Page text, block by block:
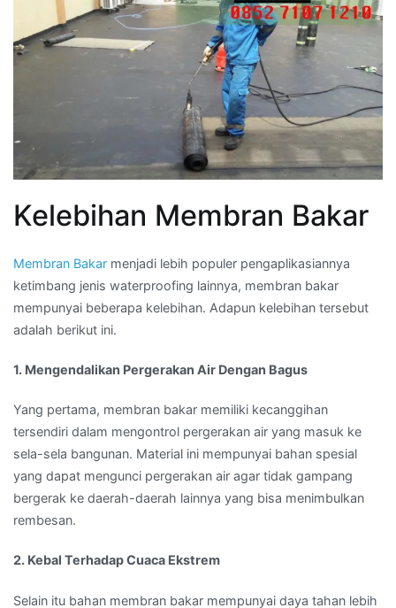
Kelebihan Membran Bakar
Membran Bakar menjadi lebih populer pengaplikasiannya
ketimbang jenis waterproofing lainnya, membran bakar
mempunyai beberapa kelebihan. Adapun kelebihan tersebut
adalah berikut ini.
1. Mengendalikan Pergerakan Air Dengan Bagus
Yang pertama, membran bakar memiliki kecanggihan
tersendiri dalam mengontrol pergerakan air yang masuk ke
sela-sela bangunan. Material ini mempunyai bahan spesial
yang dapat mengunci pergerakan air agar tidak gampang
bergerak ke daerah-daerah lainnya yang bisa menimbulkan
rembesan.
2. Kebal Terhadap Cuaca Ekstrem
Selain itu bahan membran bakar mempunyai daya tahan lebih